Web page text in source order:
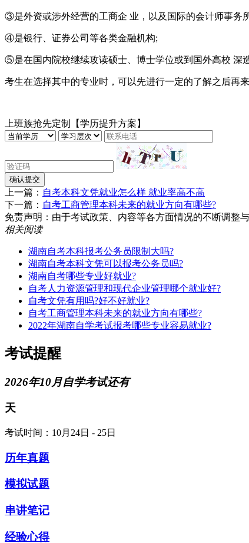
③是外资或涉外经营的工商企 业，以及国际的会计师事务
④是银行、证券公司等各类金融机构;
⑤是在国内院校继续攻读硕士、博士学位或到国外高校 深
考生在选择其中的专业时，可以先进行一定的了解之后再
上班族抢先定制【学历提升方案】
确认提交
上一篇： 自考本科文凭就业怎么样 就业率高不高
下一篇： 自考工商管理本科未来的就业方向有哪些?
免责声明：由于考试政策、内容等各方面情况的不断调整
相关阅读
湖南自考本科报考公务员限制大吗?
湖南自考本科文凭可以报考公务员吗?
湖南自考哪些专业好就业?
自考人力资源管理和现代企业管理哪个就业好?
自考文凭有用吗?好不好就业?
自考工商管理本科未来的就业方向有哪些?
2022年湖南自学考试报考哪些专业容易就业?
考试提醒
2026年10月自学考试还有
天
考试时间：10月24日 - 25日
历年真题
模拟试题
串讲笔记
经验心得